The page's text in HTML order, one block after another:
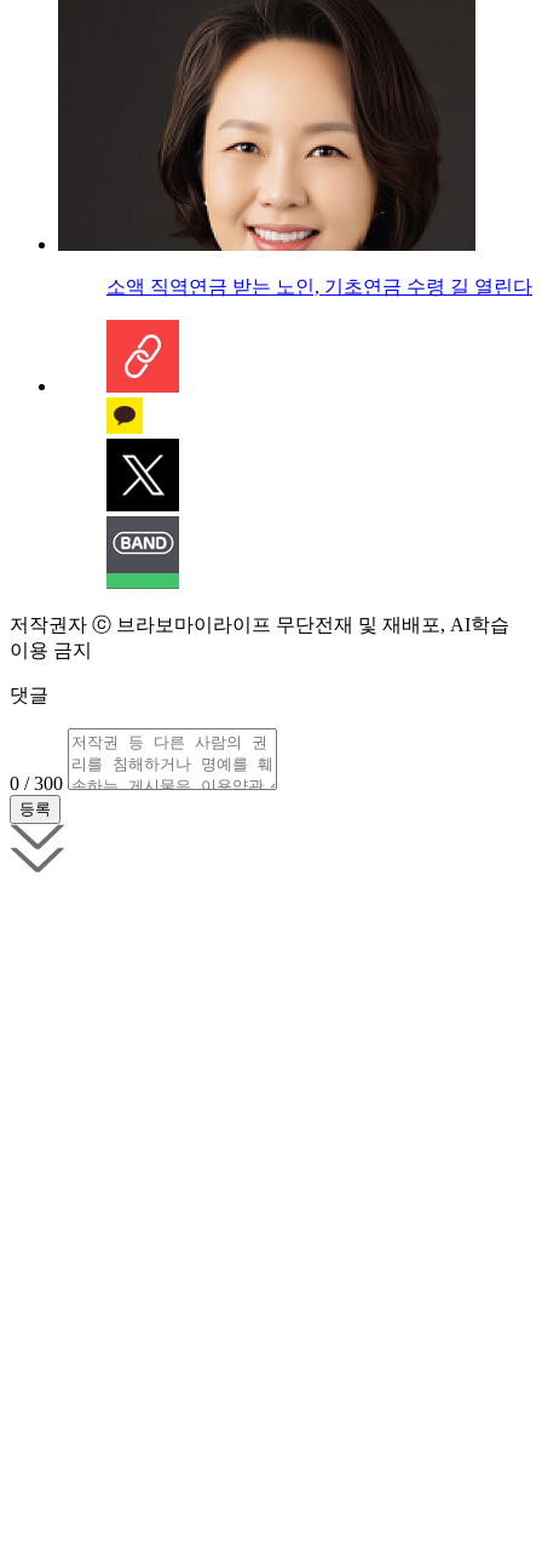
소액 직역연금 받는 노인, 기초연금 수령 길 열린다
저작권자 ⓒ 브라보마이라이프 무단전재 및 재배포, AI학습
이용 금지
댓글
0 / 300